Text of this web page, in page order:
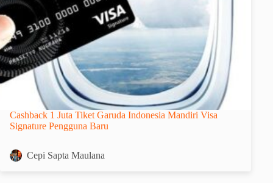
Cashback 1 Juta Tiket Garuda Indonesia Mandiri Visa
Signature Pengguna Baru
Cepi Sapta Maulana